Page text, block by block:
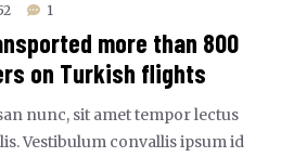
1
more than 800
on Turkish flights
nunc, sit amet tempor lectus
Vestibulum convallis ipsum id